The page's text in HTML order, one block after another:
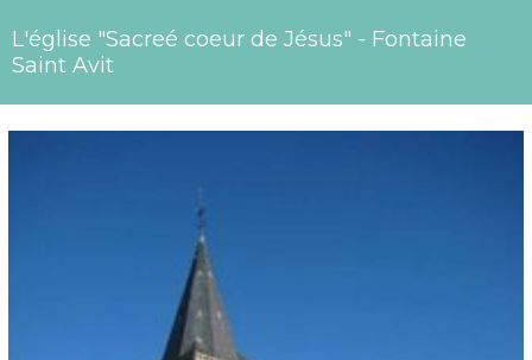
L'église "Sacreé coeur de Jésus" - Fontaine
Saint Avit